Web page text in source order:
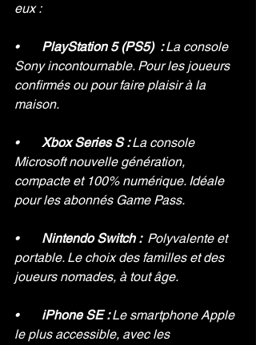
eux :
• PlayStation 5 (PS5)  : La console
Sony incontournable. Pour les joueurs
confirmés ou pour faire plaisir à la
maison.
• Xbox Series S : La console
Microsoft nouvelle génération,
compacte et 100% numérique. Idéale
pour les abonnés Game Pass.
• Nintendo Switch : Polyvalente et
portable. Le choix des familles et des
joueurs nomades, à tout âge.
• iPhone SE : Le smartphone Apple
le plus accessible, avec les